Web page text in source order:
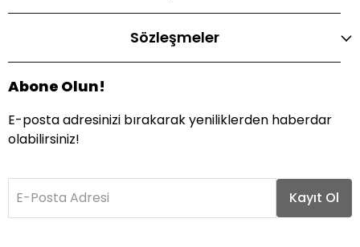
Sözleşmeler
Abone Olun!
E-posta adresinizi bırakarak yeniliklerden haberdar
olabilirsiniz!
E-Posta Adresi Kayıt Ol